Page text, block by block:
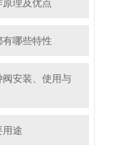
理及优点
哪些特性
安装、使用与
用途